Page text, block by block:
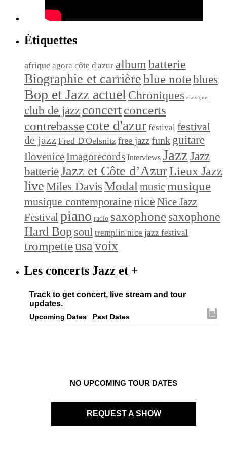
Étiquettes
afrique agora côte d'azur album batterie
Biographie et carrièreblue noteblues
Bop et Jazz actuel Chroniques classique
club de jazz concertconcerts
contrebassecote d'azur festival festival
de jazz Fred D'Oelsnitz free jazzfunk guitare
Ilovenice Imagorecords Interviews Jazz Jazz
batterieJazz et Côte d’AzurLieux Jazz
live Miles Davis Modal musicmusique
musique contemporaine niceNice Jazz
Festivalpiano radio saxophonesaxophone
Hard Bop soul tremplin nice jazz festival
trompetteusavoix
Les concerts Jazz et +
Track to get concert, live stream and tour
updates.
Upcoming Dates Past Dates
NO UPCOMING TOUR DATES
REQUEST A SHOW